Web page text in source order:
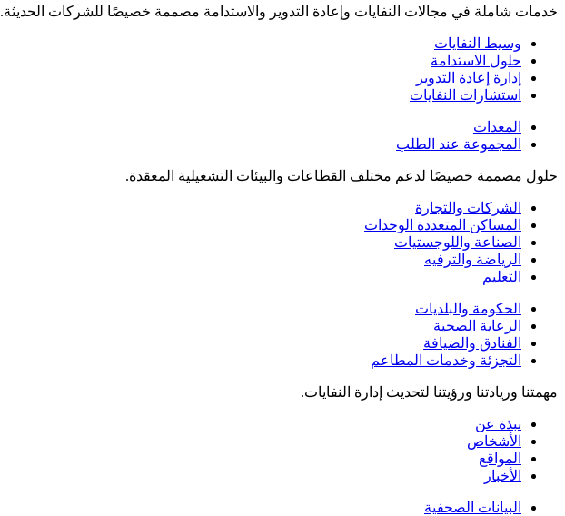
خدمات شاملة في مجالات النفايات وإعادة التدوير والاستدامة مصممة خصيصًا للشركات الحديثة.
وسيط النفايات
حلول الاستدامة
إدارة إعادة التدوير
استشارات النفايات
المعدات
المجموعة عند الطلب
حلول مصممة خصيصًا لدعم مختلف القطاعات والبيئات التشغيلية المعقدة.
الشركات والتجارة
المساكن المتعددة الوحدات
الصناعة واللوجستيات
الرياضة والترفيه
التعليم
الحكومة والبلديات
الرعاية الصحية
الفنادق والضيافة
التجزئة وخدمات المطاعم
مهمتنا وريادتنا ورؤيتنا لتحديث إدارة النفايات.
نبذة عن
الأشخاص
المواقع
الأخبار
البيانات الصحفية